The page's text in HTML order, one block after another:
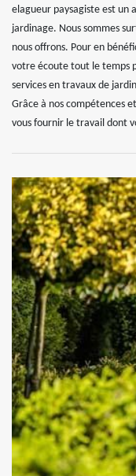
elagueur paysagiste est un
jardinage. Nous sommes
nous offrons. Pour en
votre écoute tout le temps
services en travaux de
Grâce à nos compétences
vous fournir le travail dont